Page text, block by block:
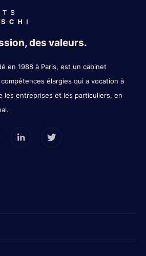
des valeurs.
en 1988 à Paris, est un cabinet
compétences élargies qui a vocation à
les entreprises et les particuliers, en